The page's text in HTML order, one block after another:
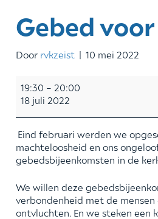
Gebed
Door rvkzeist | 10 mei 2022
Gebed
voor
de
vrede
19:30 – 20:00
18 juli 2022
Eind februari werden we
machteloosheid en ons
gebedsbijeenkomsten in de
We willen deze
verbondenheid met de
ontvluchten. En we steken een